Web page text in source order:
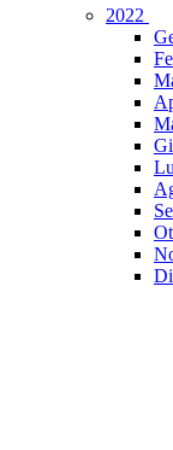
2022